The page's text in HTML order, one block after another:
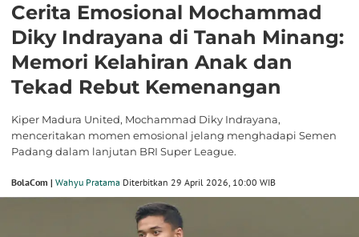
Cerita Emosional Mochammad
Diky Indrayana di Tanah Minang:
Memori Kelahiran Anak dan
Tekad Rebut Kemenangan
Kiper Madura United, Mochammad Diky Indrayana,
menceritakan momen emosional jelang menghadapi Semen
Padang dalam lanjutan BRI Super League.
BolaCom | Wahyu Pratama Diterbitkan 29 April 2026, 10:00 WIB